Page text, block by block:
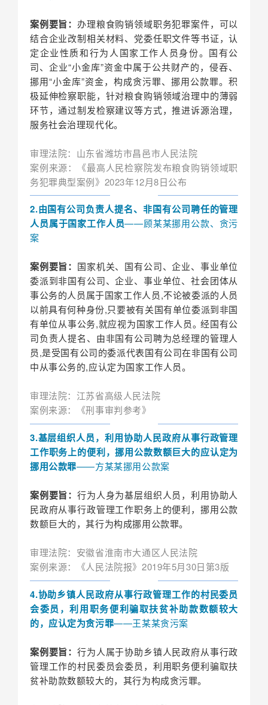
案例要旨：办理粮食购销领域职务犯罪案件，可以
结合企业改制相关材料、党委任职文件等书证，认
定企业性质和行为人国家工作人员身份。国有公
司、企业“小金库”资金中属于公共财产的，侵吞、
挪用“小金库”资金，构成贪污罪、挪用公款罪。积
极延伸检察职能，针对粮食购销领域治理中的薄弱
环节，通过制发检察建议等方式，推进诉源治理，
服务社会治理现代化。
审理法院：山东省潍坊市昌邑市人民法院
案例来源：《最高人民检察院发布粮食购销领域职
务犯罪典型案例》2023年12月8日公布
2.由国有公司负责人提名、非国有公司聘任的管理
人员属于国家工作人员——顾某某挪用公款、贪污
案
案例要旨： 国家机关、国有公司、企业、事业单位
委派到非国有公司、企业、事业单位、社会团体从
事公务的人员属于国家工作人员,不论被委派的人员
以前具有何种身份,只要被有关国有单位委派到非国
有单位从事公务,就应视为国家工作人员｡ 经国有公
司负责人提名、由非国有公司聘为总经理的管理人
员,是受国有公司的委派代表国有公司在非国有公司
中从事公务的,应认定为国家工作人员。
审理法院：江苏省高级人民法院
案例来源：《刑事审判参考》
3.基层组织人员，利用协助人民政府从事行政管理
工作职务上的便利，挪用公款数额巨大的应认定为
挪用公款罪——方某某挪用公款案
案例要旨：行为人身为基层组织人员，利用协助人
民政府从事行政管理工作职务上的便利，挪用公款
数额巨大的，其行为构成挪用公款罪。
审理法院：安徽省淮南市大通区人民法院
案例来源：《人民法院报》2019年5月30日第3版
4.协助乡镇人民政府从事行政管理工作的村民委员
会委员，利用职务便利骗取扶贫补助款数额较大
的，应认定为贪污罪——王某某贪污案
案例要旨：行为人属于协助乡镇人民政府从事行政
管理工作的村民委员会委员，利用职务便利骗取扶
贫补助款数额较大的，其行为构成贪污罪。